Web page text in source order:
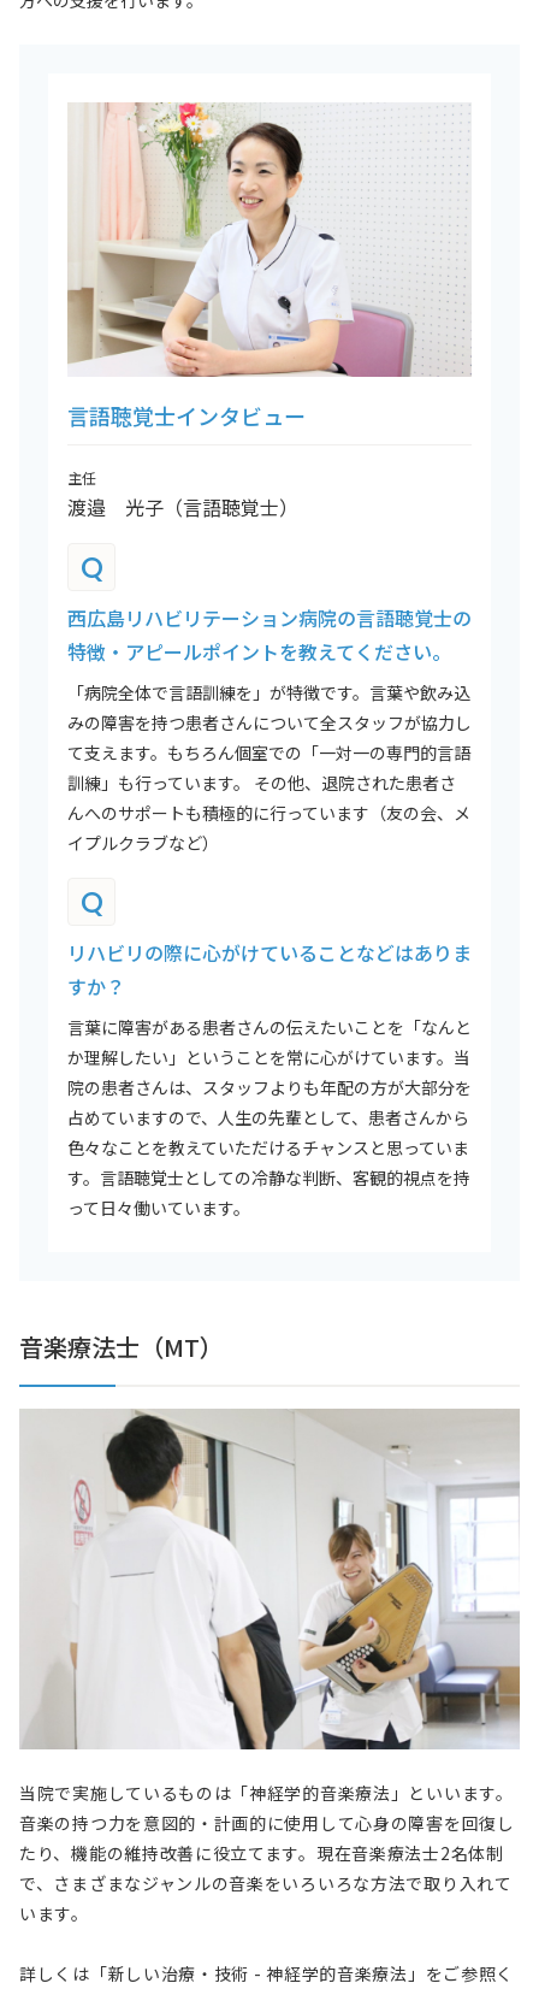
言語聴覚士インタビュー
主任
渡邉 光子（言語聴覚士）
Q
西広島リハビリテーション病院の言語聴覚士の
特徴・アピールポイントを教えてください。
「病院全体で言語訓練を」が特徴です。言葉や飲み込
みの障害を持つ患者さんについて全スタッフが協力し
て支えます。もちろん個室での「一対一の専門的言語
訓練」も行っています。 その他、退院された患者さ
んへのサポートも積極的に行っています（友の会、メ
イプルクラブなど）
Q
リハビリの際に心がけていることなどはありま
すか？
言葉に障害がある患者さんの伝えたいことを「なんと
か理解したい」ということを常に心がけています。当
院の患者さんは、スタッフよりも年配の方が大部分を
占めていますので、人生の先輩として、患者さんから
色々なことを教えていただけるチャンスと思っていま
す。言語聴覚士としての冷静な判断、客観的視点を持
って日々働いています。
音楽療法士（MT）
当院で実施しているものは「神経学的音楽療法」といいます。
音楽の持つ力を意図的・計画的に使用して心身の障害を回復し
たり、機能の維持改善に役立てます。現在音楽療法士2名体制
で、さまざまなジャンルの音楽をいろいろな方法で取り入れて
います。
詳しくは「新しい治療・技術 - 神経学的音楽療法」をご参照く